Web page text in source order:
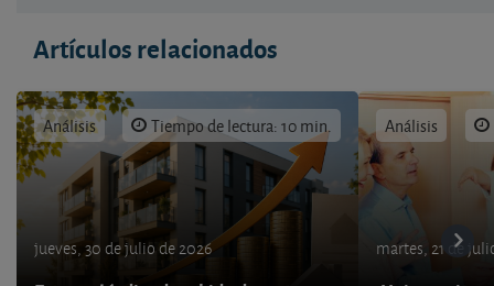
Artículos relacionados
Análisis Tiempo de lectura: 10 min.
jueves, 30 de julio de 2026
Análisis
martes, 21 de